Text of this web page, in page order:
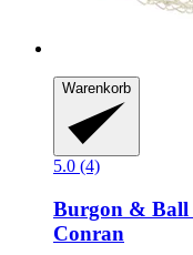
Warenkorb
5.0 (4)
Burgon & Ball
Conran